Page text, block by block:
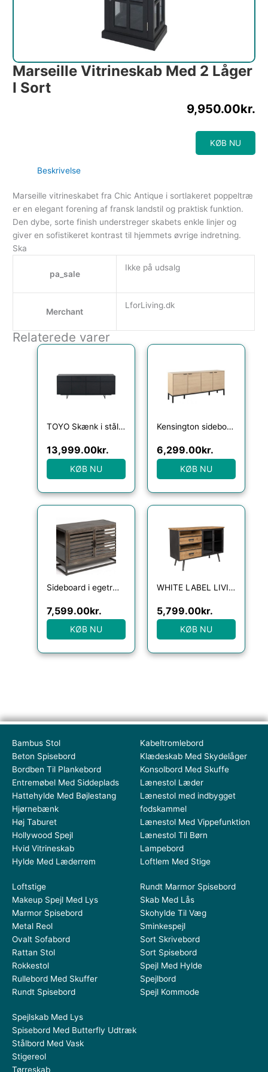
Marseille Vitrineskab Med 2 Låger
I Sort
9,950.00kr.
KØB NU
Beskrivelse
Marseille vitrineskabet fra Chic Antique i sortlakeret poppeltræ
er en elegant forening af fransk landstil og praktisk funktion.
Den dybe, sorte finish understreger skabets enkle linjer og
giver en sofistikeret kontrast til hjemmets øvrige indretning.
Ska
pa_sale
Ikke på udsalg
Merchant
LforLiving.dk
Relaterede varer
TOYO Skænk i stål, MDF og egetræsfinér H82 x B205 cm – Sort
13,999.00kr.
KØB NU
Kensington sideboard i metal og egetræsfinér B180 cm – Sort/Hvidpigmenteret eg
6,299.00kr.
KØB NU
Sideboard i egetræ og metal B90 cm – Antik sort/Gråbejset
7,599.00kr.
KØB NU
WHITE LABEL LIVING Damian skænk, m. 2 glaslåger, 2 skuffer, 2 rum, 1 hylde – brun grantræ/sort jern
5,799.00kr.
KØB NU
Bambus Stol
Beton Spisebord
Bordben Til Plankebord
Entremøbel Med Siddeplads
Hattehylde Med Bøjlestang
Hjørnebænk
Høj Taburet
Hollywood Spejl
Hvid Vitrineskab
Hylde Med Læderrem
Kabeltromlebord
Klædeskab Med Skydelåger
Konsolbord Med Skuffe
Lænestol Læder
Lænestol med indbygget
fodskammel
Lænestol Med Vippefunktion
Lænestol Til Børn
Lampebord
Loftlem Med Stige
Loftstige
Makeup Spejl Med Lys
Marmor Spisebord
Metal Reol
Ovalt Sofabord
Rattan Stol
Rokkestol
Rullebord Med Skuffer
Rundt Spisebord
Rundt Marmor Spisebord
Skab Med Lås
Skohylde Til Væg
Sminkespejl
Sort Skrivebord
Sort Spisebord
Spejl Med Hylde
Spejlbord
Spejl Kommode
Spejlskab Med Lys
Spisebord Med Butterfly Udtræk
Stålbord Med Vask
Stigereol
Tørreskab